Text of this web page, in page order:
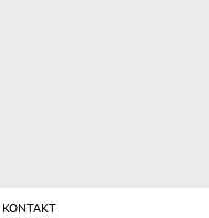
KONTAKT